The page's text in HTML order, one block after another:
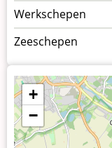
Werkschepen
Zeeschepen
+
−